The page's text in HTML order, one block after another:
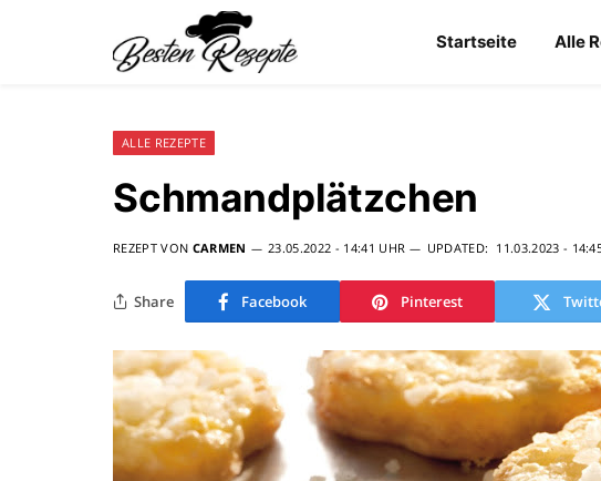
Startseite Alle
ALLE REZEPTE
Schmandplätzchen
REZEPT VON CARMEN 23.05.2022 - 14:41 UHR UPDATED: 11.03.2023 -
Share Facebook Pinterest